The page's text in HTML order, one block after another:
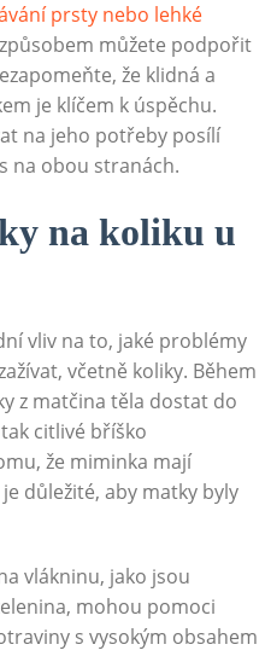
prsty nebo lehké
můžete podpořit
že klidná a
je klíčem k úspěchu.
na jeho potřeby posílí
na obou stranách.
na koliku u
vliv na to, jaké problémy
včetně koliky. Během
z matčina těla dostat do
citlivé bříško
že miminka mají
důležité, aby matky byly
vlákninu, jako jsou
mohou pomoci
s vysokým obsahem